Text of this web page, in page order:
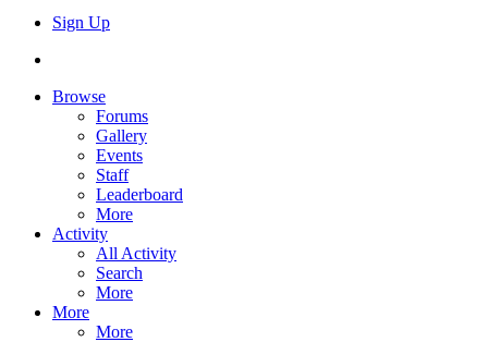
Sign Up
Browse
Forums
Gallery
Events
Staff
Leaderboard
More
Activity
All Activity
Search
More
More
More